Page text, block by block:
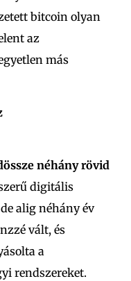
bitcoin olyan
az
más
néhány rövid
digitális
alig néhány év
vált, és
a
rendszereket.